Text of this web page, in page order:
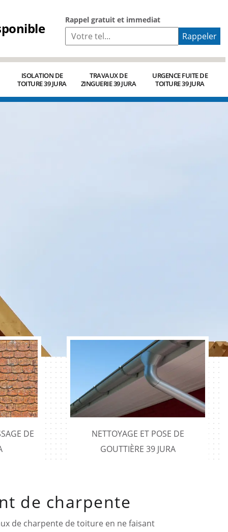
Rappel gratuit et immediat
ISOLATION DE
TOITURE 39 JURA
TRAVAUX DE
ZINGUERIE 39 JURA
URGENCE FUITE DE
TOITURE 39 JURA
DE
NETTOYAGE ET POSE DE
GOUTTIÈRE 39 JURA
de charpente
de charpente de toiture en ne faisant